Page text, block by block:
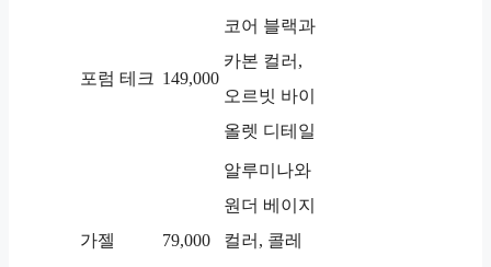
포럼 테크 149,000
코어 블랙과
카본 컬러,
오르빗 바이
올렛 디테일
가젤 79,000
알루미나와
원더 베이지
컬러, 콜레